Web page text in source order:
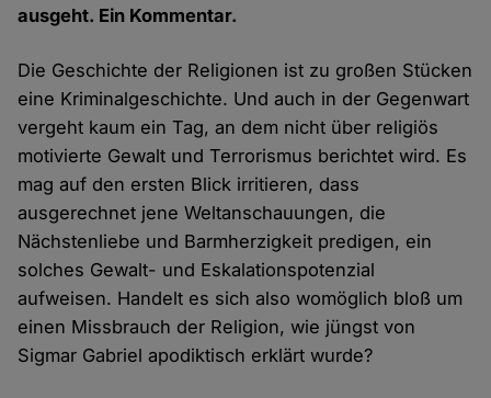
ausgeht. Ein Kommentar.
Die Geschichte der Religionen ist zu großen Stücken
eine Kriminalgeschichte. Und auch in der Gegenwart
vergeht kaum ein Tag, an dem nicht über religiös
motivierte Gewalt und Terrorismus berichtet wird. Es
mag auf den ersten Blick irritieren, dass
ausgerechnet jene Weltanschauungen, die
Nächstenliebe und Barmherzigkeit predigen, ein
solches Gewalt- und Eskalationspotenzial
aufweisen. Handelt es sich also womöglich bloß um
einen Missbrauch der Religion, wie jüngst von
Sigmar Gabriel apodiktisch erklärt wurde?